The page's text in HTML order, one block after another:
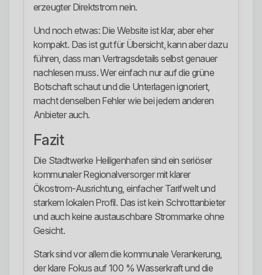
erzeugter Direktstrom nein.
Und noch etwas: Die Website ist klar, aber eher
kompakt. Das ist gut für Übersicht, kann aber dazu
führen, dass man Vertragsdetails selbst genauer
nachlesen muss. Wer einfach nur auf die grüne
Botschaft schaut und die Unterlagen ignoriert,
macht denselben Fehler wie bei jedem anderen
Anbieter auch.
Fazit
Die Stadtwerke Heiligenhafen sind ein seriöser
kommunaler Regionalversorger mit klarer
Ökostrom-Ausrichtung, einfacher Tarifwelt und
starkem lokalen Profil. Das ist kein Schrottanbieter
und auch keine austauschbare Strommarke ohne
Gesicht.
Stark sind vor allem die kommunale Verankerung,
der klare Fokus auf 100 % Wasserkraft und die